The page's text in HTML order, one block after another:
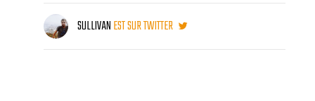
SULLIVANEST SUR TWITTER